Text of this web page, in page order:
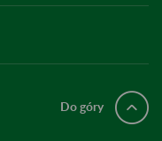
Do góry